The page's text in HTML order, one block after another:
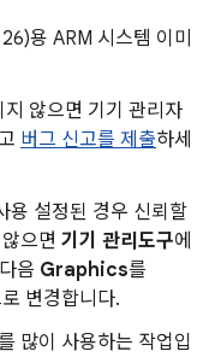
용 ARM 시스템 이미
않으면 기기 관리자
버그 신고를 제출하세
용 설정된 경우 신뢰할
으면 기기 관리도구에
음 Graphics를
변경합니다.
많이 사용하는 작업입